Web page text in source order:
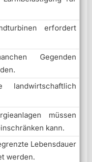
erfordert
Gegenden
landwirtschaftlich
müssen
kann.
Lebensdauer
werden.